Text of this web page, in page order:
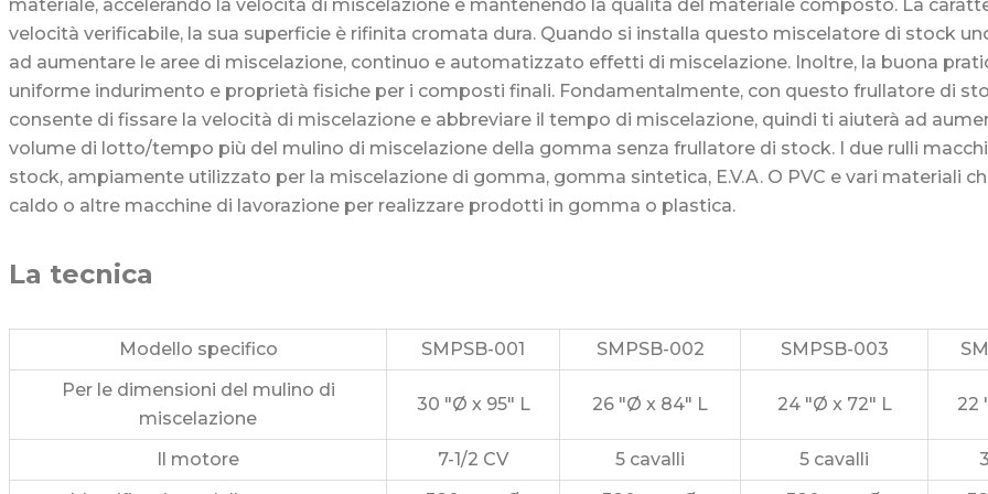
materiale, accelerando la velocità di miscelazione e mantenendo la qualità del materiale composto. La
velocità verificabile, la sua superficie è rifinita cromata dura. Quando si installa questo miscelatore di stock
ad aumentare le aree di miscelazione, continuo e automatizzato effetti di miscelazione. Inoltre, la buona
uniforme indurimento e proprietà fisiche per i composti finali. Fondamentalmente, con questo frullatore di
consente di fissare la velocità di miscelazione e abbreviare il tempo di miscelazione, quindi ti aiuterà ad
volume di lotto/tempo più del mulino di miscelazione della gomma senza frullatore di stock. I due rulli
stock, ampiamente utilizzato per la miscelazione di gomma, gomma sintetica, E.V.A. O PVC e vari materiali
caldo o altre macchine di lavorazione per realizzare prodotti in gomma o plastica.
La tecnica
Modello specifico SMPSB-001 SMPSB-002 SMPSB-003
Per le dimensioni del mulino di
miscelazione
30 "Ø x 95" L 26 "Ø x 84" L 24 "Ø x 72" L 22
Il motore 7-1/2 CV 5 cavalli 5 cavalli